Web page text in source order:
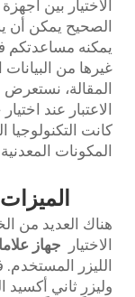
الاختيار بين
الصحيح يمكن أن
يمكنه مساعدتكم
غيرها من
المقالة،
الاعتبار عند
كانت
المكونات
هناك العديد من
الاختيار
جهاز
الليزر المستخدم.